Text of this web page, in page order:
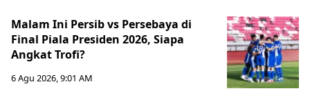
Malam Ini Persib vs Persebaya di
Final Piala Presiden 2026, Siapa
Angkat Trofi?
6 Agu 2026, 9:01 AM